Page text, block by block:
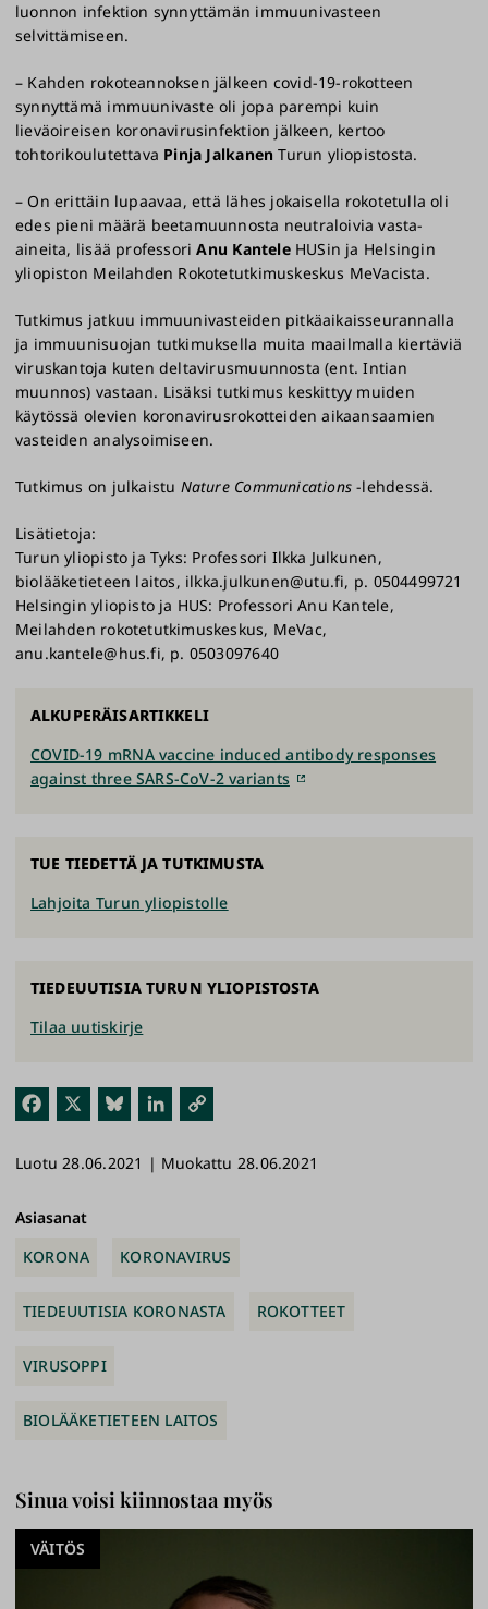
Fac
ok
Blu
y
Link
n
link
luonnon infektion synnyttämän immuunivasteen
selvittämiseen.
– Kahden rokoteannoksen jälkeen covid-19-rokotteen
synnyttämä immuunivaste oli jopa parempi kuin
lieväoireisen koronavirusinfektion jälkeen, kertoo
tohtorikoulutettava Pinja Jalkanen Turun yliopistosta.
– On erittäin lupaavaa, että lähes jokaisella rokotetulla oli
edes pieni määrä beetamuunnosta neutraloivia vasta-
aineita, lisää professoriAnu KanteleHUSin ja Helsingin
yliopiston Meilahden Rokotetutkimuskeskus MeVacista.
Tutkimus jatkuu immuunivasteiden pitkäaikaisseurannalla
ja immuunisuojan tutkimuksella muita maailmalla kiertäviä
viruskantoja kuten deltavirusmuunnosta (ent. Intian
muunnos) vastaan. Lisäksi tutkimus keskittyy muiden
käytössä olevien koronavirusrokotteiden aikaansaamien
vasteiden analysoimiseen.
Tutkimus on julkaistu Nature Communications -lehdessä.
Lisätietoja:
Turun yliopisto ja Tyks: Professori Ilkka Julkunen,
biolääketieteen laitos, ilkka.julkunen@utu.fi, p. 0504499721
Helsingin yliopisto ja HUS: Professori Anu Kantele,
Meilahden rokotetutkimuskeskus, MeVac,
anu.kantele@hus.fi, p. 0503097640
ALKUPERÄISARTIKKELI
COVID-19 mRNA vaccine induced antibody responses
against three SARS-CoV-2 variants
TUE TIEDETTÄ JA TUTKIMUSTA
Lahjoita Turun yliopistolle
TIEDEUUTISIA TURUN YLIOPISTOSTA
Tilaa uutiskirje
Luotu 28.06.2021 | Muokattu 28.06.2021
Asiasanat
KORONA
KORONAVIRUS
TIEDEUUTISIA KORONASTA ROKOTTEET
VIRUSOPPI
BIOLÄÄKETIETEEN LAITOS
Sinua voisi kiinnostaa myös
VÄITÖS